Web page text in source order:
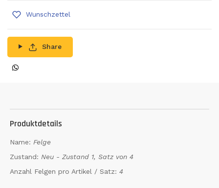
Wunschzettel
Share
Produktdetails
Name: Felge
Zustand: Neu - Zustand 1, Satz von 4
Anzahl Felgen pro Artikel / Satz: 4